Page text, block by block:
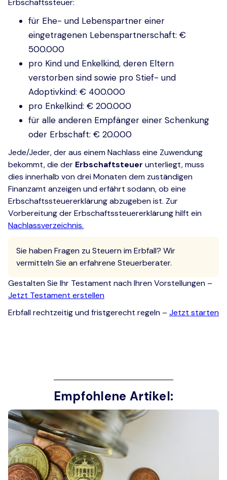
Erbschaftssteuer:
für Ehe- und Lebenspartner einer
eingetragenen Lebenspartnerschaft: €
500.000
pro Kind und Enkelkind, deren Eltern
verstorben sind sowie pro Stief- und
Adoptivkind: € 400.000
pro Enkelkind: € 200.000
für alle anderen Empfänger einer Schenkung
oder Erbschaft: € 20.000
Jede/Jeder, der aus einem Nachlass eine Zuwendung
bekommt, die der Erbschaftsteuer unterliegt, muss
dies innerhalb von drei Monaten dem zuständigen
Finanzamt anzeigen und erfährt sodann, ob eine
Erbschaftssteuererklärung abzugeben ist. Zur
Vorbereitung der Erbschaftssteuererklärung hilft ein
Nachlassverzeichnis.
Sie haben Fragen zu Steuern im Erbfall? Wir
vermitteln Sie an erfahrene Steuerberater.
Gestalten Sie Ihr Testament nach Ihren Vorstellungen –
Jetzt Testament erstellen
Erbfall rechtzeitig und fristgerecht regeln – Jetzt starten
Empfohlene Artikel: